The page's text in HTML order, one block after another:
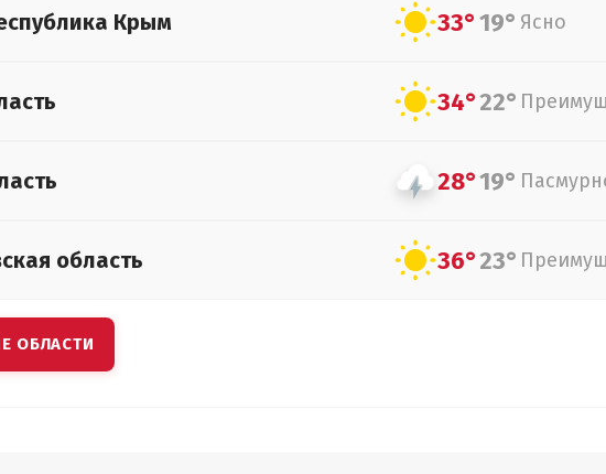
Крым 33°19° Ясно
34°22°
28°19°
область 36°23°
ОБЛАСТИ